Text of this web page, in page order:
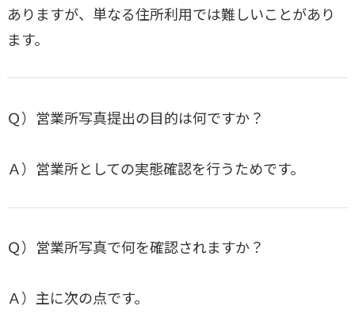
ありますが、単なる住所利用では難しいことがあり
ます。
Ｑ）営業所写真提出の目的は何ですか？
Ａ）営業所としての実態確認を行うためです。
Ｑ）営業所写真で何を確認されますか？
Ａ）主に次の点です。